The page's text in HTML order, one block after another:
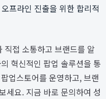
프라인 진출을 위한 합리적
직접 소통하고 브랜드를 알
혁신적인 팝업 솔루션을 통
업스토어를 운영하고, 브랜
세요. 지금 바로 문의하여 성